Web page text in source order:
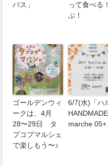
バス」
って食べる
ぶ！
ゴールデンウィ
ークは、4月
28〜29日 タ
プコプマルシェ
で楽しもう〜♪
6/7(水)「ハ
HANDMADE
marche 05+